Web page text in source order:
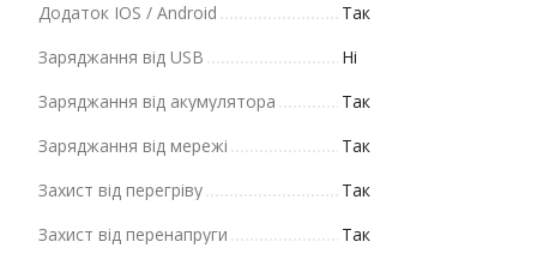
Додаток IOS / Android
Так
Заряджання від USB
Ні
Заряджання від акумулятора
Так
Заряджання від мережі
Так
Захист від перегріву
Так
Захист від перенапруги
Так